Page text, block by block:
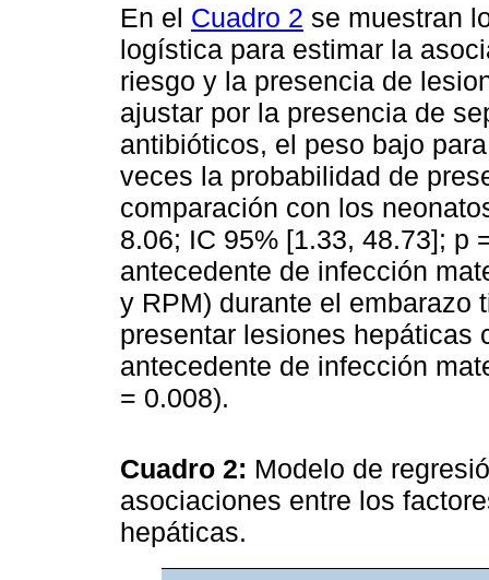
En el Cuadro 2 se muestran
logística para estimar la
riesgo y la presencia de
ajustar por la presencia de
antibióticos, el peso bajo
veces la probabilidad de
comparación con los
8.06; IC 95% [1.33, 48.73]; p
antecedente de infección
y RPM) durante el embarazo
presentar lesiones hepáticas
antecedente de infección
= 0.008).
Cuadro 2: Modelo de
asociaciones entre los
hepáticas.